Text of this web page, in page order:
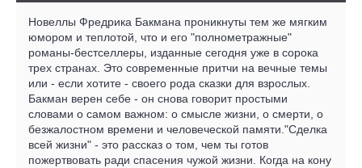
Новеллы Фредрика Бакмана проникнуты тем же мягким
юмором и теплотой, что и его "полнометражные"
романы-бестселлеры, изданные сегодня уже в сорока
трех странах. Это современные притчи на вечные темы
или - если хотите - своего рода сказки для взрослых.
Бакман верен себе - он снова говорит простыми
словами о самом важном: о смысле жизни, о смерти, о
безжалостном времени и человеческой памяти."Сделка
всей жизни" - это рассказ о том, чем ты готов
пожертвовать ради спасения чужой жизни. Когда на кону